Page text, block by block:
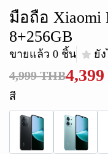
มือถือ Xiaomi
8+256GB
ขายแล้ว 0 ชิ้น ยั
4,999 THB
สี